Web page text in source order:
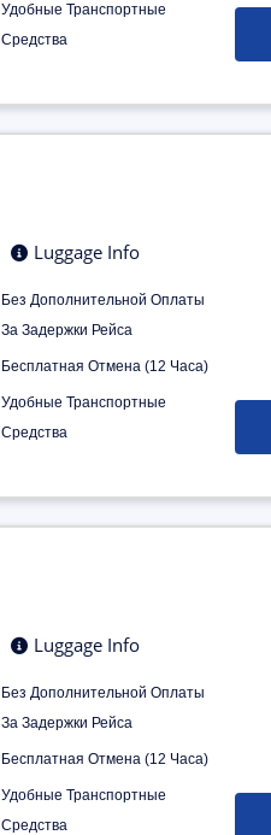
Удобные Транспортные
Средства
Luggage Info
Без Дополнительной Оплаты
За Задержки Рейса
Бесплатная Отмена (12 Часа)
Удобные Транспортные
Средства
Luggage Info
Без Дополнительной Оплаты
За Задержки Рейса
Бесплатная Отмена (12 Часа)
Удобные Транспортные
Средства